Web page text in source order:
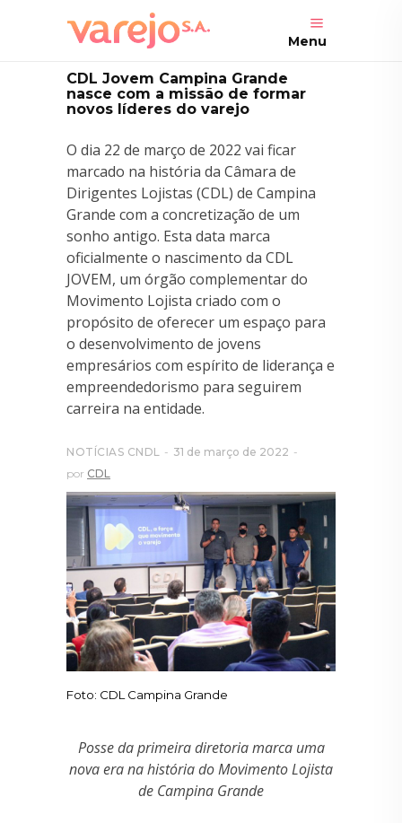
Menu
CDL Jovem Campina Grande
nasce com a missão de formar
novos líderes do varejo
O dia 22 de março de 2022 vai ficar
marcado na história da Câmara de
Dirigentes Lojistas (CDL) de Campina
Grande com a concretização de um
sonho antigo. Esta data marca
oficialmente o nascimento da CDL
JOVEM, um órgão complementar do
Movimento Lojista criado com o
propósito de oferecer um espaço para
o desenvolvimento de jovens
empresários com espírito de liderança e
empreendedorismo para seguirem
carreira na entidade.
NOTÍCIAS CNDL
31 de março de 2022
por CDL
Foto: CDL Campina Grande
Posse da primeira diretoria marca uma
nova era na história do Movimento Lojista
de Campina Grande